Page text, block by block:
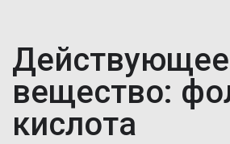
Действующее
вещество:
кислота